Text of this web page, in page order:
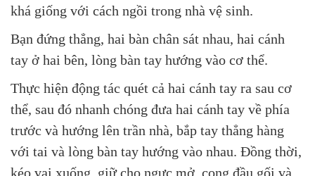
khá giống với cách ngồi trong nhà vệ sinh.
Bạn đứng thẳng, hai bàn chân sát nhau, hai cánh
tay ở hai bên, lòng bàn tay hướng vào cơ thể.
Thực hiện động tác quét cả hai cánh tay ra sau cơ
thể, sau đó nhanh chóng đưa hai cánh tay về phía
trước và hướng lên trần nhà, bắp tay thẳng hàng
với tai và lòng bàn tay hướng vào nhau. Đồng thời,
kéo vai xuống, giữ cho ngực mở, cong đầu gối và